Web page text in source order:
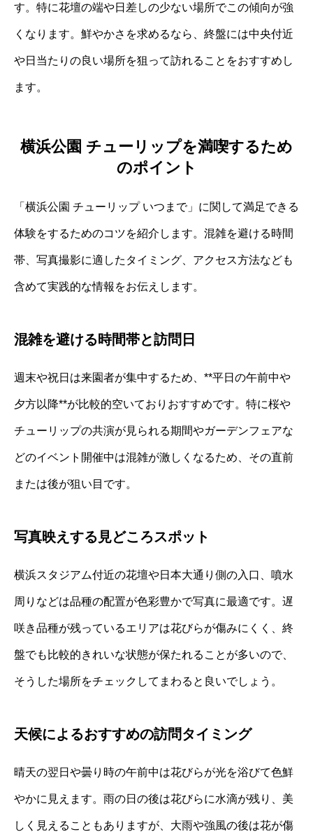
す。特に花壇の端や日差しの少ない場所でこの傾向が強
くなります。鮮やかさを求めるなら、終盤には中央付近
や日当たりの良い場所を狙って訪れることをおすすめし
ます。
横浜公園 チューリップを満喫するため
のポイント
「横浜公園 チューリップ いつまで」に関して満足できる
体験をするためのコツを紹介します。混雑を避ける時間
帯、写真撮影に適したタイミング、アクセス方法なども
含めて実践的な情報をお伝えします。
混雑を避ける時間帯と訪問日
週末や祝日は来園者が集中するため、**平日の午前中や
夕方以降**が比較的空いておりおすすめです。特に桜や
チューリップの共演が見られる期間やガーデンフェアな
どのイベント開催中は混雑が激しくなるため、その直前
または後が狙い目です。
写真映えする見どころスポット
横浜スタジアム付近の花壇や日本大通り側の入口、噴水
周りなどは品種の配置が色彩豊かで写真に最適です。遅
咲き品種が残っているエリアは花びらが傷みにくく、終
盤でも比較的きれいな状態が保たれることが多いので、
そうした場所をチェックしてまわると良いでしょう。
天候によるおすすめの訪問タイミング
晴天の翌日や曇り時の午前中は花びらが光を浴びて色鮮
やかに見えます。雨の日の後は花びらに水滴が残り、美
しく見えることもありますが、大雨や強風の後は花が傷